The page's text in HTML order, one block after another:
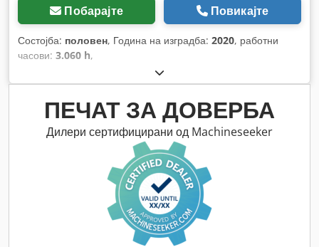
Побарајте Повикајте
Состојба: половен, Година на изградба: 2020, работни
часови: 3.060 h,
ПЕЧАТ ЗА ДОВЕРБА
Дилери сертифицирани од Machineseeker